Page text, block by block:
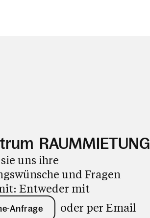
RAUMMIETUNG
uns ihre
und Fragen
Entweder mit
Anfrage
oder per Email